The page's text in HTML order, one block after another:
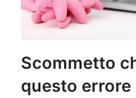
Scommetto
questo